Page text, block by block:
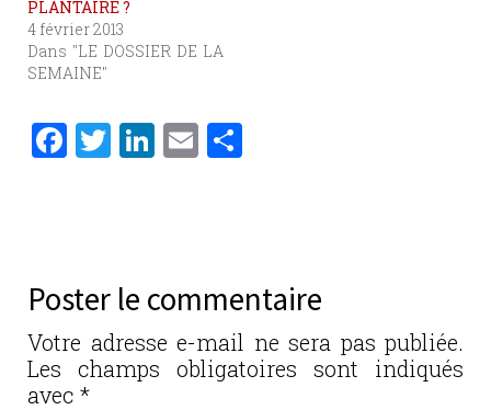
PLANTAIRE ?
4 février 2013
Dans "LE DOSSIER DE LA
SEMAINE"
F
b
o
o
k
T
r
Li
n
E
er
Poster le commentaire
Votre adresse e-mail ne sera pas publiée.
Les champs obligatoires sont indiqués
avec *